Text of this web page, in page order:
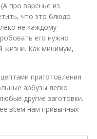
про варенье из
что это блюдо
не каждому
его нужно
жизни. Как минимум,
приготовления
арбузы легко
другие заготовки.
всем нам привычных